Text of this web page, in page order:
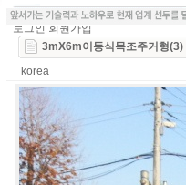
로그인 회원가입
3mX6m이동식목조주거형(3)
korea